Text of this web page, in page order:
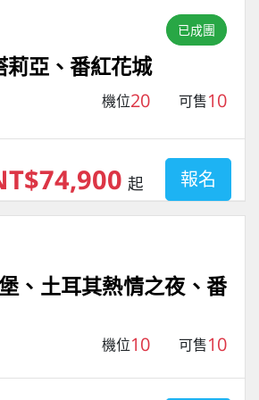
已成團
亞、番紅花城
機位20 可售10
起 報名
、土耳其熱情之夜、番
機位10 可售10